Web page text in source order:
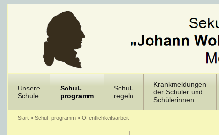
Unsere
Schule
Schul-
programm
Schul-
regeln
Krankmeldungen
der Schüler und
Schülerinnen
Start» Schul- programm» Öffentlichkeitsarbeit